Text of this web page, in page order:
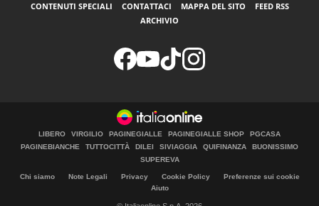
CONTENUTI SPECIALI CONTATTACI MAPPA DEL SITO
FEED RSS
ARCHIVIO
LIBERO VIRGILIO PAGINEGIALLE PAGINEGIALLE SHOP
PGCASA
PAGINEBIANCHE
TUTTOCITTÀ DILEI SIVIAGGIA QUIFINANZA
BUONISSIMO
SUPEREVA
Chi siamo Note Legali Privacy Cookie Policy
Preferenze sui cookie
Aiuto